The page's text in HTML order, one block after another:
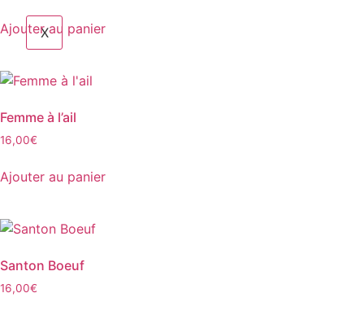
X
Ajouter au panier
Femme à l’ail
16,00€
Ajouter au panier
Santon Boeuf
16,00€